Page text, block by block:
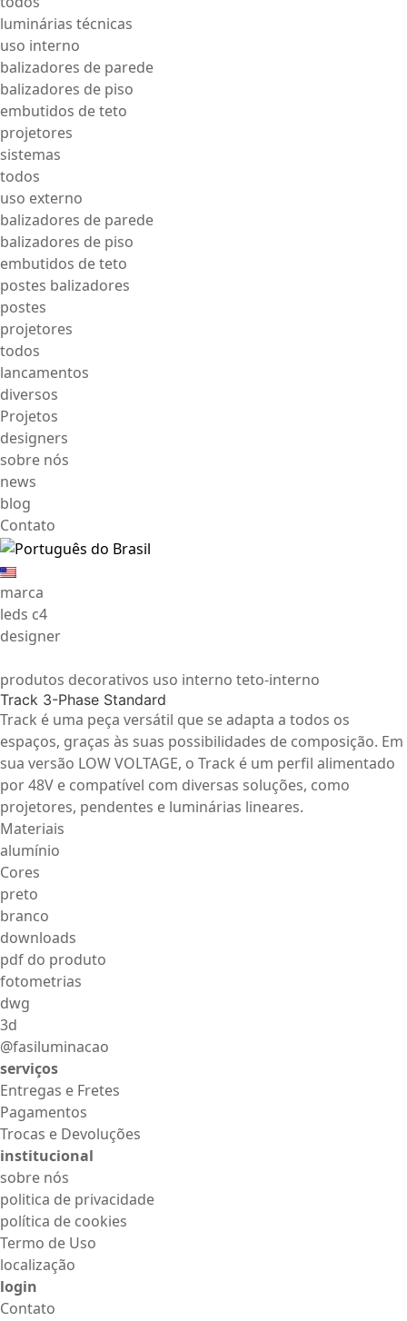
luminárias técnicas
uso interno
balizadores de parede
balizadores de piso
embutidos de teto
projetores
sistemas
todos
uso externo
balizadores de parede
balizadores de piso
embutidos de teto
postes balizadores
postes
projetores
todos
lancamentos
diversos
Projetos
designers
sobre nós
news
blog
Contato
marca
leds c4
designer
produtos decorativos uso interno teto-interno
Track 3-Phase Standard
Track é uma peça versátil que se adapta a todos os
espaços, graças às suas possibilidades de composição. Em
sua versão LOW VOLTAGE, o Track é um perfil alimentado
por 48V e compatível com diversas soluções, como
projetores, pendentes e luminárias lineares.
Materiais
alumínio
Cores
preto
branco
downloads
pdf do produto
fotometrias
dwg
3d
@fasiluminacao
serviços
Entregas e Fretes
Pagamentos
Trocas e Devoluções
institucional
sobre nós
politica de privacidade
política de cookies
Termo de Uso
localização
login
Contato